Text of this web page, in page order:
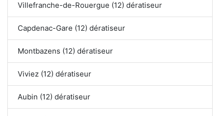
Villefranche-de-Rouergue (12) dératiseur
Capdenac-Gare (12) dératiseur
Montbazens (12) dératiseur
Viviez (12) dératiseur
Aubin (12) dératiseur